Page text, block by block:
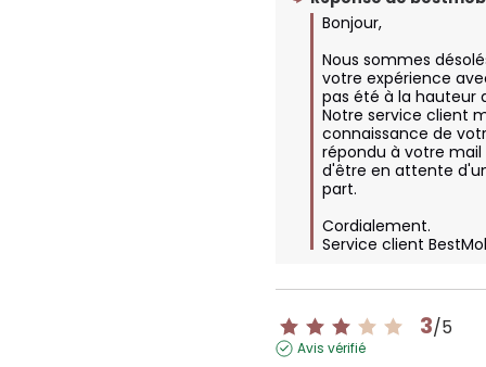
Bonjour,
Nous sommes
votre expérience
pas été à la hauteur
Notre service client
connaissance de
répondu à votre
d'être en attente
part.
Cordialement.
Service client
3/5
Avis vérifié